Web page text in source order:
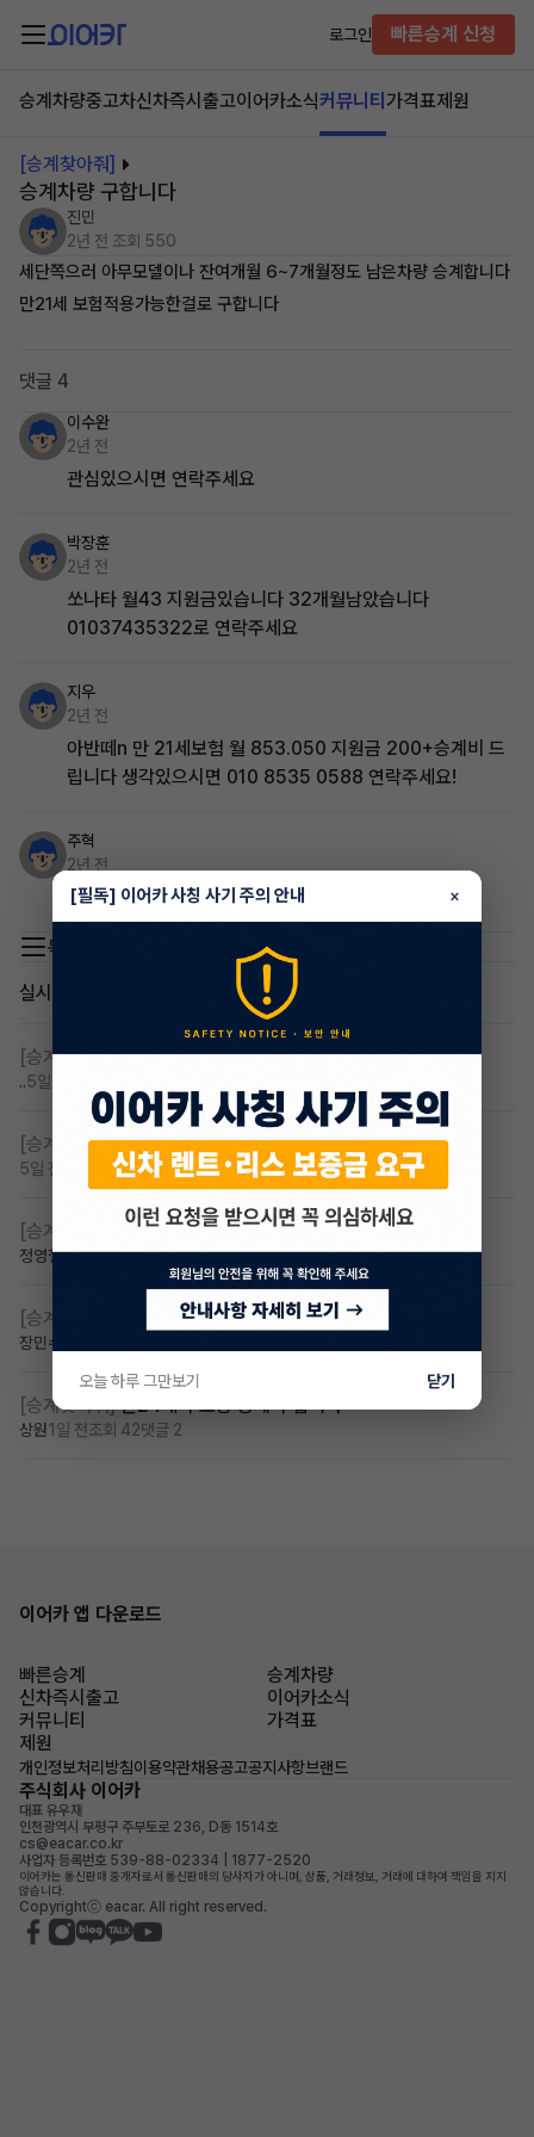
로그인 빠른승계 신청
승계차량중고차신차즉시출고이어카소식커뮤니티 가격표제원
[승계찾아줘]
승계차량 구합니다
진민
2년 전 조회 550
세단쪽으러 아무모델이나 잔여개월 6~7개월정도 남은차량 승계합니다
만21세 보험적용가능한걸로 구합니다
댓글 4
이수완
2년 전
관심있으시면 연락주세요
박장훈
2년 전
쏘나타 월43 지원금있습니다 32개월남았습니다
01037435322로 연락주세요
지우
2년 전
아반떼n 만 21세보험 월 853.050 지원금 200+승계비 드
립니다 생각있으시면 010 8535 0588 연락주세요!
주혁
2년 전
많이 남긴했는데 관심있으시면 연락주세요
목록 이동
실시간 인기글
[승계찾아줘] 무심사 무보증 만21세 전기차 승계,2운전자
..5일 전
[승계찾아줘] 무보증 무심사 전기차 승계 알아봅니다
5일 전 조회 94댓글 1
[승계찾아줘] 무심사 차량구해요
정영철3일 전조회 65댓글 2
[승계찾아줘] 만 23세 무심사
장민수
[승계찾아줘] 만24세 무보증 승계 구합니다
상원1일 전조회 42댓글 2
이어카 앱 다운로드
빠른승계
승계차량
신차즉시출고
이어카소식
커뮤니티
가격표
제원
개인정보처리방침이용약관채용공고공지사항브랜드
주식회사 이어카
대표 유우재
인천광역시 부평구 주부토로 236, D동 1514호
cs@eacar.co.kr
사업자 등록번호 539-88-02334 | 1877-2520
이어카는 통신판매 중개자로서 통신판매의 당사자가 아니며, 상품, 거래정보, 거래에 대하여 책임을 지지
않습니다.
Copyrightⓒ eacar. All right reserved.
[필독] 이어카 사칭 사기 주의 안내 ×
오늘 하루 그만보기 닫기